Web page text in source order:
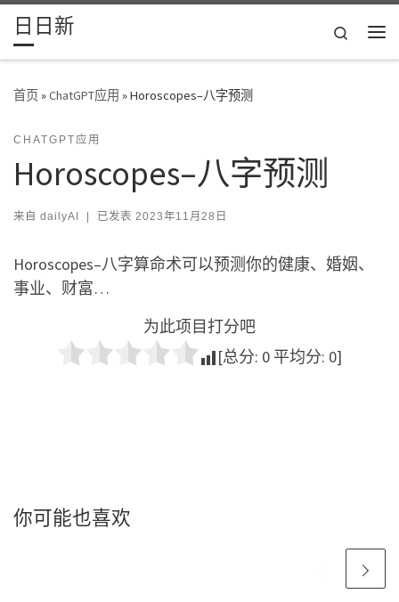
Skip to content
日日新
Search
首页»ChatGPT应用 »Horoscopes–八字预测
CHATGPT应用
Horoscopes–八字预测
来自 dailyAI | 已发表 2023年11月28日
Horoscopes–八字算命术可以预测你的健康、婚姻、
事业、财富…
为此项目打分吧
[总分: 0 平均分: 0]
你可能也喜欢